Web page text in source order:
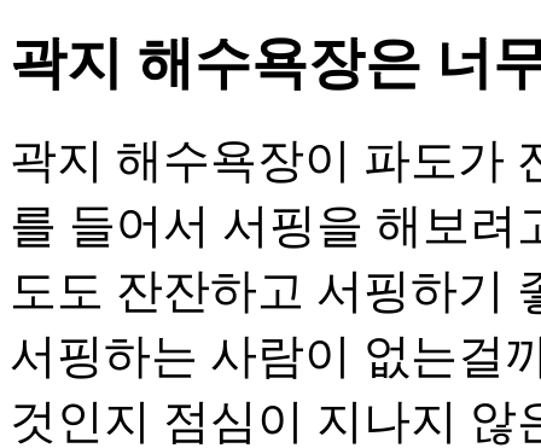
곽지 해수욕장은 너
곽지 해수욕장이 파도가
를 들어서 서핑을 해보려
도도 잔잔하고 서핑하기
서핑하는 사람이 없는걸
것인지 점심이 지나지 않